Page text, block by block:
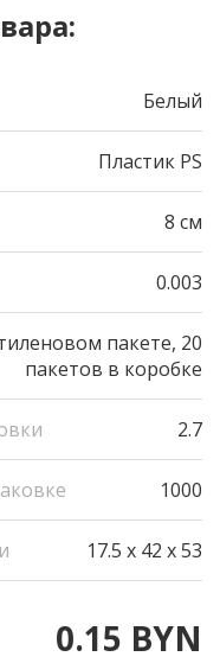
Белый
Пластик PS
8 см
0.003
пакете, 20
пакетов в коробке
2.7
1000
17.5 x 42 x 53
0.15 BYN